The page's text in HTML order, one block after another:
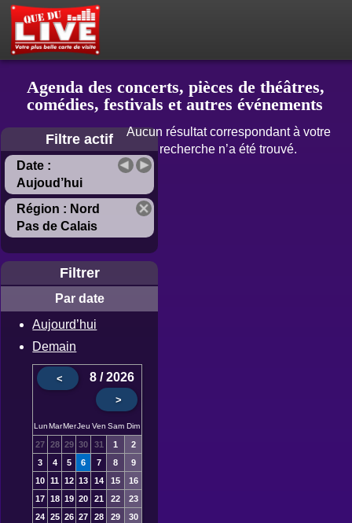
Agenda des concerts, pièces de théâtres,
comédies, festivals et autres événements
Filtre actif
Date :
Aujoud’hui
Région : Nord
Pas de Calais
Filtrer
Par date
Aujourd’hui
Demain
< 8 / 2026
>
LunMarMerJeu Ven Sam Dim
27 28 29 30 31 1
2
3
4 5 6 7 8
9
10
11 12 13 14 15
16
17 18 19 20 21 22
23
24 25 26 27 28 29
30
Aucun résultat correspondant à votre
recherche n’a été trouvé.